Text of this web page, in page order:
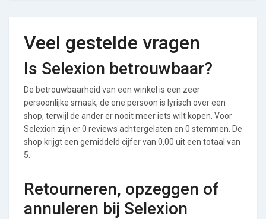
Veel gestelde vragen
Is Selexion betrouwbaar?
De betrouwbaarheid van een winkel is een zeer
persoonlijke smaak, de ene persoon is lyrisch over een
shop, terwijl de ander er nooit meer iets wilt kopen. Voor
Selexion zijn er 0 reviews achtergelaten en 0 stemmen. De
shop krijgt een gemiddeld cijfer van 0,00 uit een totaal van
5.
Retourneren, opzeggen of
annuleren bij Selexion